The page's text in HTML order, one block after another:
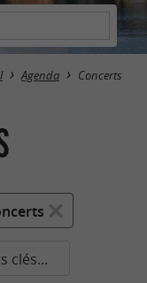
Agenda Concerts
clés...